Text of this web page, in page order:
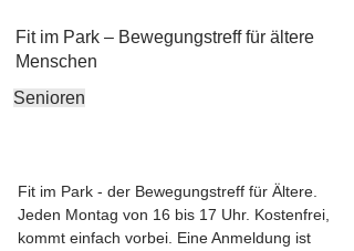
Fit im Park – Bewegungstreff für ältere
Menschen
Senioren
Fit im Park - der Bewegungstreff für Ältere.
Jeden Montag von 16 bis 17 Uhr. Kostenfrei,
kommt einfach vorbei. Eine Anmeldung ist